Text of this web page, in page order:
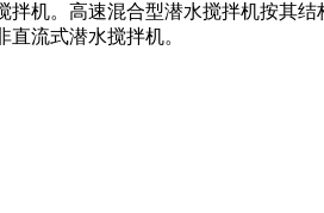
机。高速混合型潜水搅拌机按其结
流式潜水搅拌机。